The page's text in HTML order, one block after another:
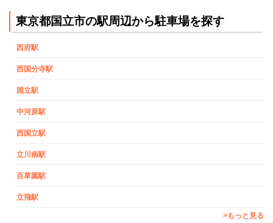
東京都国立市の駅周辺から駐車場を探す
西府駅
西国分寺駅
国立駅
中河原駅
西国立駅
立川南駅
百草園駅
立飛駅
>もっと見る